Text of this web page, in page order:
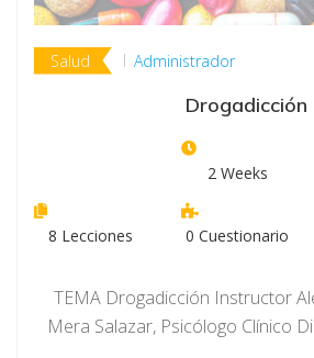
Salud Administrador
Drogadicción
2 Weeks
8 Lecciones 0 Cuestionario
TEMA Drogadicción Instructor
Mera Salazar, Psicólogo Clínico